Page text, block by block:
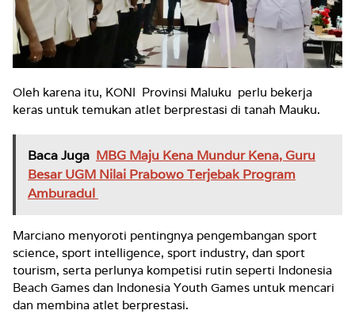
Oleh karena itu, KONI Provinsi Maluku perlu bekerja
keras untuk temukan atlet berprestasi di tanah Mauku.
Baca Juga MBG Maju Kena Mundur Kena, Guru
Besar UGM Nilai Prabowo Terjebak Program
Amburadul
Marciano menyoroti pentingnya pengembangan sport
science, sport intelligence, sport industry, dan sport
tourism, serta perlunya kompetisi rutin seperti Indonesia
Beach Games dan Indonesia Youth Games untuk mencari
dan membina atlet berprestasi.